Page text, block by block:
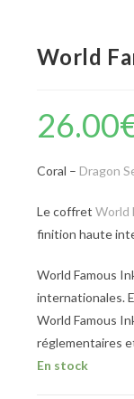
World
26.00
Coral – Dragon
Le coffret World
finition haute
World Famous
internationales.
World Famous
réglementaires
En stock